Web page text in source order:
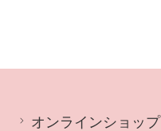
オンラインショップ